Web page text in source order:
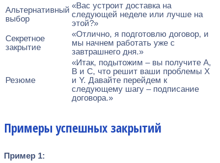
Альтернативный
выбор
«Вас устроит доставка на
следующей неделе или лучше на
этой?»
Секретное
закрытие
«Отлично, я подготовлю договор, и
мы начнем работать уже с
завтрашнего дня.»
Резюме
«Итак, подытожим – вы получите А,
В и С, что решит ваши проблемы X
и Y. Давайте перейдем к
следующему шагу – подписание
договора.»
Примеры успешных закрытий
Пример 1: